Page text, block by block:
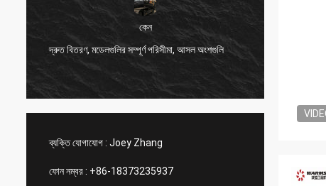
কেন
দ্রুত বিতরণ, মডেলগুলির সম্পূর্ণ পরিসীমা, আসল অংশগুলি
খুব ভাল
ব্যক্তি যোগাযোগ : Joey Zhang
ফোন নম্বর : +86-18373235937